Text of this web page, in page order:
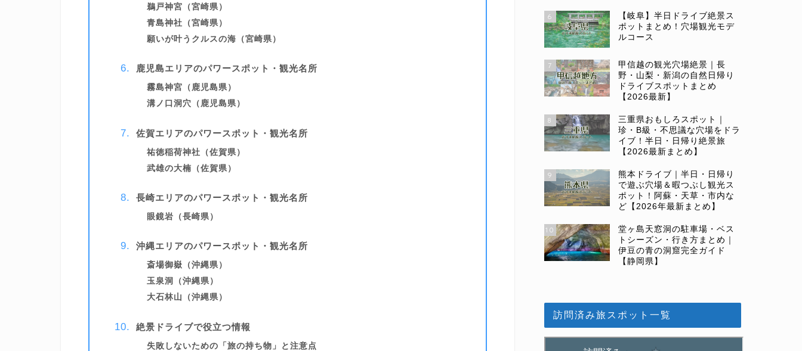
鵜戸神宮（宮崎県）
青島神社（宮崎県）
願いが叶うクルスの海（宮崎県）
鹿児島エリアのパワースポット・観光名所
霧島神宮（鹿児島県）
溝ノ口洞穴（鹿児島県）
佐賀エリアのパワースポット・観光名所
祐徳稲荷神社（佐賀県）
武雄の大楠（佐賀県）
長崎エリアのパワースポット・観光名所
眼鏡岩（長崎県）
沖縄エリアのパワースポット・観光名所
斎場御嶽（沖縄県）
玉泉洞（沖縄県）
大石林山（沖縄県）
絶景ドライブで役立つ情報
失敗しないための「旅の持ち物」と注意点
6
【岐阜】半日ドライブ絶景ス
ポットまとめ！穴場観光モデ
ルコース
7
甲信越の観光穴場絶景｜長
野・山梨・新潟の自然日帰り
ドライブスポットまとめ
【2026最新】
8
三重県おもしろスポット｜
珍・B級・不思議な穴場をドラ
イブ！半日・日帰り絶景旅
【2026最新まとめ】
9
熊本ドライブ｜半日・日帰り
で遊ぶ穴場＆暇つぶし観光ス
ポット！阿蘇・天草・市内な
ど【2026年最新まとめ】
10
堂ヶ島天窓洞の駐車場・ベス
トシーズン・行き方まとめ｜
伊豆の青の洞窟完全ガイド
【静岡県】
訪問済み旅スポット一覧